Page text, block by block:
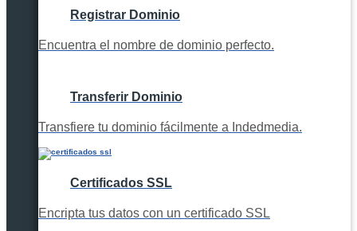
Registrar Dominio
Encuentra el nombre de dominio perfecto.
Transferir Dominio
Transfiere tu dominio fácilmente a Indedmedia.
Certificados SSL
Encripta tus datos con un certificado SSL